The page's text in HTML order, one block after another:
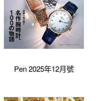
Pen 2025年12月號